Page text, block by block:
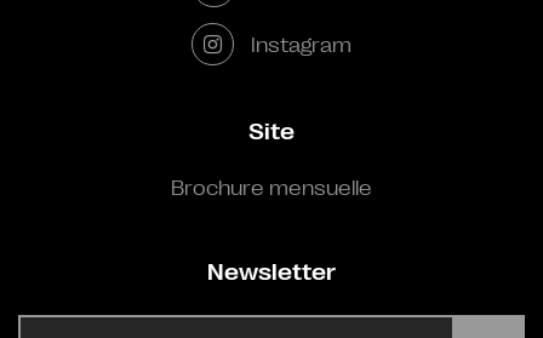
Instagram
Site
Brochure mensuelle
Newsletter